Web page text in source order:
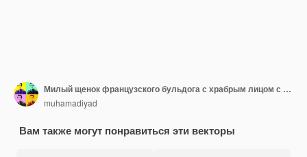
Милый щенок французского бульдога с храбрым лицом с топором на талии собачье лицо мультяшный векторная иллюстрация
muhamadiyad
Вам также могут понравиться эти векторы